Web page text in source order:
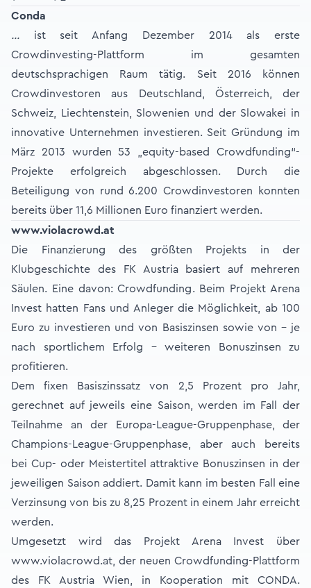
Conda
… ist seit Anfang Dezember 2014 als erste
Crowdinvesting-Plattform im gesamten
deutschsprachigen Raum tätig. Seit 2016 können
Crowdinvestoren aus Deutschland, Österreich, der
Schweiz, Liechtenstein, Slowenien und der Slowakei in
innovative Unternehmen investieren. Seit Gründung im
März 2013 wurden 53 „equity-based Crowdfunding“-
Projekte erfolgreich abgeschlossen. Durch die
Beteiligung von rund 6.200 Crowdinvestoren konnten
bereits über 11,6 Millionen Euro finanziert werden.
www.violacrowd.at
Die Finanzierung des größten Projekts in der
Klubgeschichte des FK Austria basiert auf mehreren
Säulen. Eine davon: Crowdfunding. Beim Projekt Arena
Invest hatten Fans und Anleger die Möglichkeit, ab 100
Euro zu investieren und von Basiszinsen sowie von – je
nach sportlichem Erfolg – weiteren Bonuszinsen zu
profitieren.
Dem fixen Basiszinssatz von 2,5 Prozent pro Jahr,
gerechnet auf jeweils eine Saison, werden im Fall der
Teilnahme an der Europa-League-Gruppenphase, der
Champions-League-Gruppenphase, aber auch bereits
bei Cup- oder Meistertitel attraktive Bonuszinsen in der
jeweiligen Saison addiert. Damit kann im besten Fall eine
Verzinsung von bis zu 8,25 Prozent in einem Jahr erreicht
werden.
Umgesetzt wird das Projekt Arena Invest über
www.violacrowd.at, der neuen Crowdfunding-Plattform
des FK Austria Wien, in Kooperation mit CONDA.